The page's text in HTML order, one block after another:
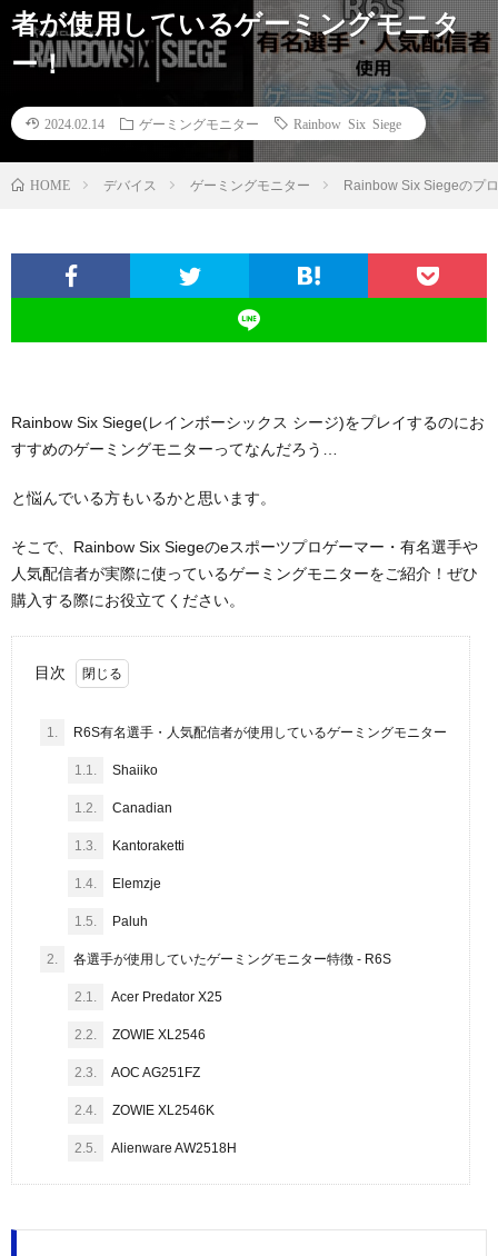
者が使用しているゲーミングモニタ
ー！
2024.02.14 ゲーミングモニター Rainbow Six Siege
HOME デバイス ゲーミングモニター Rainbow Six Siegeのプ
Rainbow Six Siege(レインボーシックス シージ)をプレイするのにお
すすめのゲーミングモニターってなんだろう…
と悩んでいる方もいるかと思います。
そこで、Rainbow Six Siegeのeスポーツプロゲーマー・有名選手や
人気配信者が実際に使っているゲーミングモニターをご紹介！ぜひ
購入する際にお役立てください。
目次
1. R6S有名選手・人気配信者が使用しているゲーミングモニター
1.1. Shaiiko
1.2. Canadian
1.3. Kantoraketti
1.4. Elemzje
1.5. Paluh
2. 各選手が使用していたゲーミングモニター特徴 - R6S
2.1. Acer Predator X25
2.2. ZOWIE XL2546
2.3. AOC AG251FZ
2.4. ZOWIE XL2546K
2.5. Alienware AW2518H